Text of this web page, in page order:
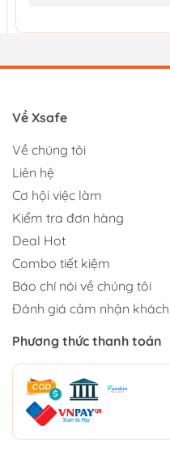
Về Xsafe
Về chúng tôi
Liên hệ
Cơ hội việc làm
Kiểm tra đơn hàng
Deal Hot
Combo tiết kiệm
Báo chí nói về chúng tôi
Đánh giá cảm nhận
Phương thức thanh toán